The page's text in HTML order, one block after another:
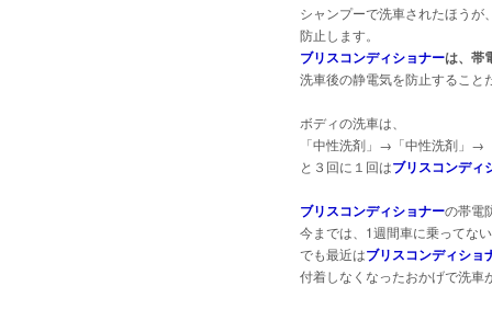
シャンプーで洗車されたほう
防止します。
ブリスコンディショナーは、帯
洗車後の静電気を防止すること
ボディの洗車は、
「中性洗剤」→「中性洗剤」→
と３回に１回はブリスコンディ
ブリスコンディショナーの帯電
今までは、1週間車に乗ってな
でも最近はブリスコンディショ
付着しなくなったおかげで洗車